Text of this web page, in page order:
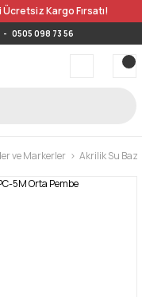
Kargo Fırsatı!
- 0505 098 73 56
ve Markerler Akrilik Su